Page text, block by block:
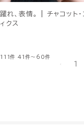
躍れ、表情。 | チャコット
ィクス
111件 41件～60件
1